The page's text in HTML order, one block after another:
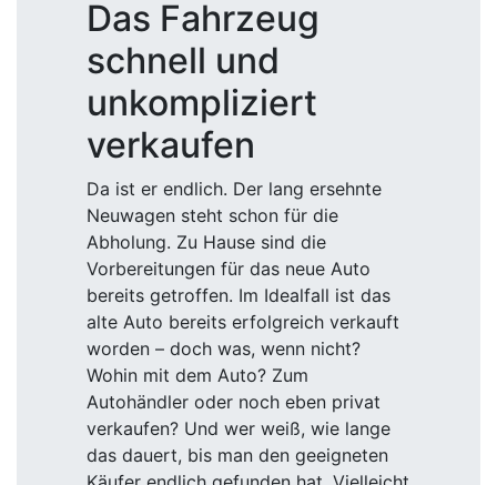
Das Fahrzeug
schnell und
unkompliziert
verkaufen
Da ist er endlich. Der lang ersehnte
Neuwagen steht schon für die
Abholung. Zu Hause sind die
Vorbereitungen für das neue Auto
bereits getroffen. Im Idealfall ist das
alte Auto bereits erfolgreich verkauft
worden – doch was, wenn nicht?
Wohin mit dem Auto? Zum
Autohändler oder noch eben privat
verkaufen? Und wer weiß, wie lange
das dauert, bis man den geeigneten